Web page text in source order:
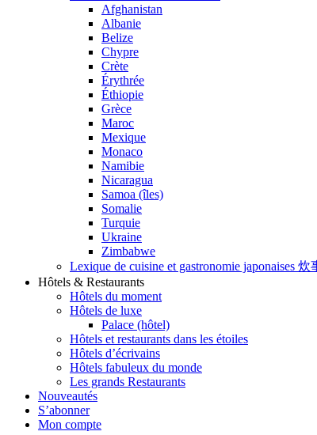
Afghanistan
Albanie
Belize
Chypre
Crète
Érythrée
Éthiopie
Grèce
Maroc
Mexique
Monaco
Namibie
Nicaragua
Samoa (îles)
Somalie
Turquie
Ukraine
Zimbabwe
Lexique de cuisine et gastronomie japonaises 炊
Hôtels & Restaurants
Hôtels du moment
Hôtels de luxe
Palace (hôtel)
Hôtels et restaurants dans les étoiles
Hôtels d’écrivains
Hôtels fabuleux du monde
Les grands Restaurants
Nouveautés
S’abonner
Mon compte